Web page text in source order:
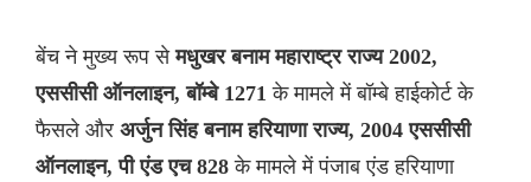
बेंच ने मुख्य रूप सेमधुखर बनाम महाराष्ट्र राज्य 2002,
एससीसी ऑनलाइन, बॉम्बे 1271 के मामले में बॉम्बे हाईकोर्ट के
फैसले और अर्जुन सिंह बनाम हरियाणा राज्य, 2004 एससीसी
ऑनलाइन, पी एंड एच 828 के मामले में पंजाब एंड हरियाणा